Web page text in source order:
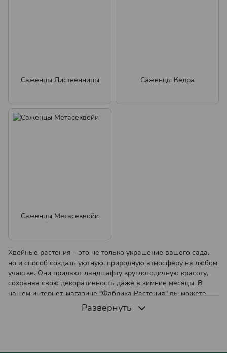
Хвойные растения – это не только украшение вашего сада,
но и способ создать уютную, природную атмосферу на любом
участке. Они придают ландшафту круглогодичную красоту,
сохраняя свою декоративность даже в зимние месяцы. В
нашем интернет-магазине "Фабрика Растения" вы можете
купить саженцы хвойных растений с доставкой почтой по
всей Украине. Мы предлагаем широкий выбор качественных
Развернуть
Саженцы Лиственницы Саженцы Кедра
Саженцы Метасеквойи